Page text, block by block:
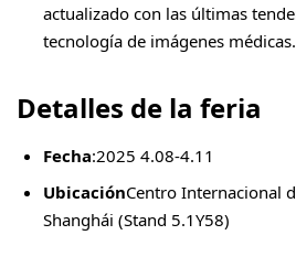
actualizado con las últimas
tecnología de imágenes médicas.
Detalles de la feria
Fecha:2025 4.08-4.11
UbicaciónCentro Internacional
Shanghái (Stand 5.1Y58)